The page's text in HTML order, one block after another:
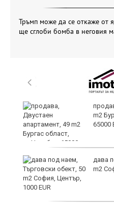
Тръмп може да се откаже от
ще сглоби бомба в неговия
m2
65000
дава
m2